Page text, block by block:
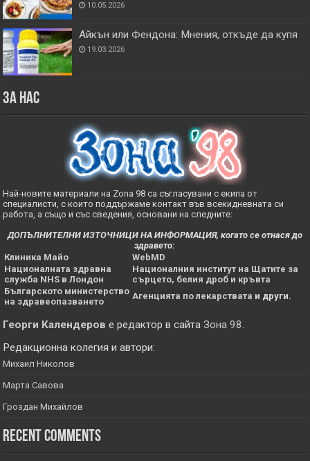
10.05.2026
Айкън или Фендона: Мнения, откъде да купя
19.03.2026
За нас
Най-новите материали на Zona 98 са съгласувани с екипа от
специалисти, с които поддържаме контакт във всекидневната си
работа, а също и със сведения, основани на следните:
ДОПЪЛНИТЕЛНИ ИЗТОЧНИЦИ НА ИНФОРМАЦИЯ, когато се отнася до
здравето:
Клиника Майо
WebMD
Националната здравна
служба NHS в Лондон
Националния институт на Щатите за
сърцето, белия дроб и кръвта
Българското министерство
на здравеопазването
Агенцията по лекарствата и други.
Георги Календеров е редактор в сайтаЗона 98.
Редакционна колегия и автори:
Михаил Николов
Марта Савова
Гроздан Михайлов
Recent Comments